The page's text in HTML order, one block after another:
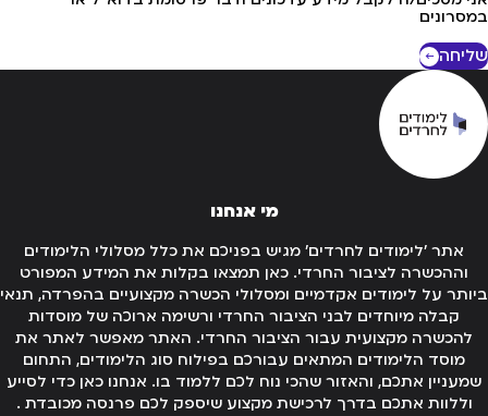
מי אנחנו
אתר 'לימודים לחרדים' מגיש בפניכם את כלל מסלולי הלימודים
וההכשרה לציבור החרדי. כאן תמצאו בקלות את המידע המפורט
על לימודים אקדמיים ומסלולי הכשרה מקצועיים בהפרדה, תנאי
קבלה מיוחדים לבני הציבור החרדי ורשימה ארוכה של מוסדות
להכשרה מקצועית עבור הציבור החרדי. האתר מאפשר לאתר את
מוסד הלימודים המתאים עבורכם בפילוח סוג הלימודים, התחום
אתכם, והאזור שהכי נוח לכם ללמוד בו. אנחנו כאן כדי לסייע
וללוות אתכם בדרך לרכישת מקצוע שיספק לכם פרנסה מכובדת .